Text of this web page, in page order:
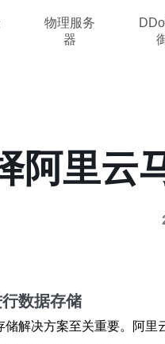
物理服务
器
阿里云
数据存储
解决方案至关重要。阿